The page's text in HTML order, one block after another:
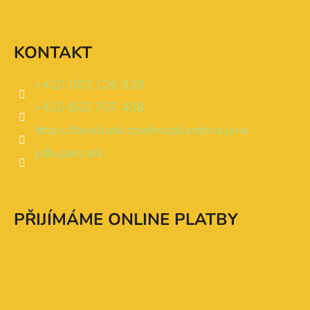
KONTAKT
+420 602 126 936
+420 602 707 408
https://facebook.com/muzikantova.jana
jidlo.jako.lek
PŘIJÍMÁME ONLINE PLATBY